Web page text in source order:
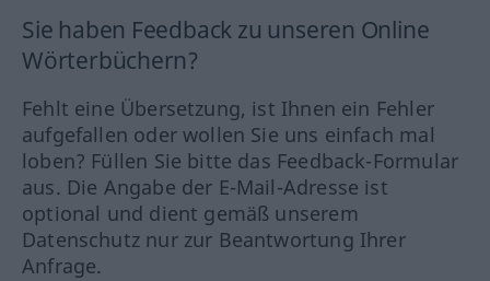
Sie haben Feedback zu unseren Online
Wörterbüchern?
Fehlt eine Übersetzung, ist Ihnen ein Fehler
aufgefallen oder wollen Sie uns einfach mal
loben? Füllen Sie bitte das Feedback-Formular
aus. Die Angabe der E-Mail-Adresse ist
optional und dient gemäß unserem
Datenschutz nur zur Beantwortung Ihrer
Anfrage.